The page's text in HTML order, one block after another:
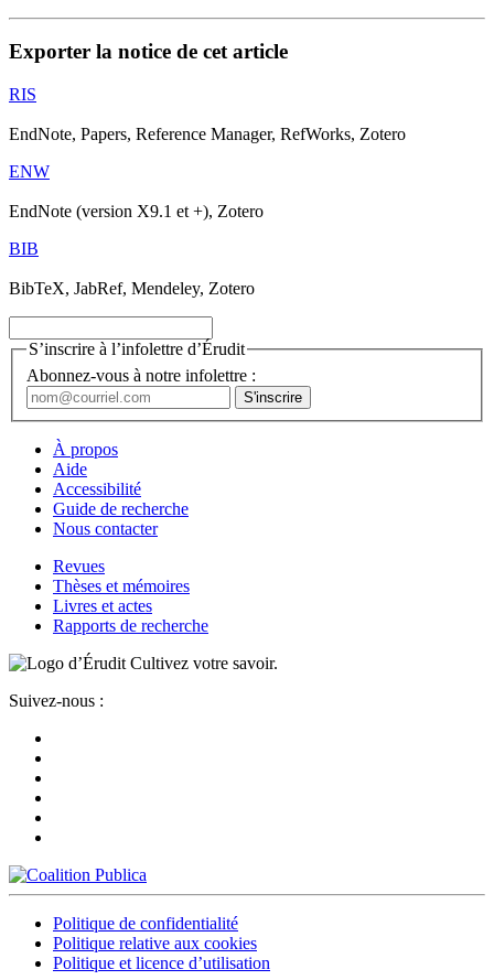
Exporter la notice de cet article
RIS
EndNote, Papers, Reference Manager, RefWorks, Zotero
ENW
EndNote (version X9.1 et +), Zotero
BIB
BibTeX, JabRef, Mendeley, Zotero
S’inscrire à l’infolettre d’Érudit
Abonnez-vous à notre infolettre :
À propos
Aide
Accessibilité
Guide de recherche
Nous contacter
Revues
Thèses et mémoires
Livres et actes
Rapports de recherche
Cultivez votre savoir.
Suivez-nous :
Politique de confidentialité
Politique relative aux cookies
Politique et licence d’utilisation